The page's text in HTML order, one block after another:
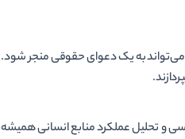
به یک دعوای حقوقی منجر شود.
و تحلیل عملکرد منابع انسانی همیشه